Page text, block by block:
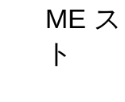
ME
ト